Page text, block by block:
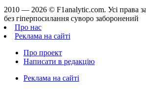
2010 — 2026 © F1analytic.com. Усi права
без гіперпосилання суворо заборонений
Про нас
Реклама на сайті
Про проект
Написати в редакцію
Реклама на сайті